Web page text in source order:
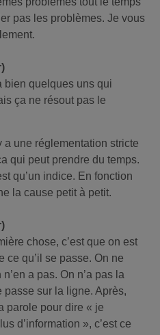
pas les problèmes. Je vous
bien quelques uns qui
ça ne résout pas le
a une réglementation stricte
qui peut prendre du temps.
qu’un indice. En fonction
la cause petit à petit.
chose, c’est que on est
ce qu’il se passe. On ne
a pas. On n’a pas la
passe sur la ligne. Après,
parole pour dire « je
d’information », c’est ce